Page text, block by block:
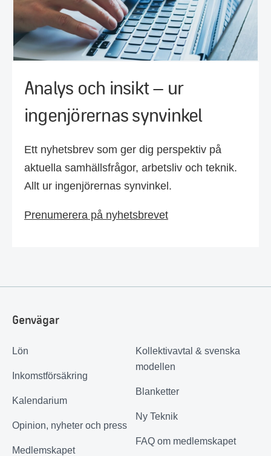
Analys och insikt – ur
ingenjörernas synvinkel
Ett nyhetsbrev som ger dig perspektiv på
aktuella samhällsfrågor, arbetsliv och teknik.
Allt ur ingenjörernas synvinkel.
Prenumerera på nyhetsbrevet
Genvägar
Lön
Inkomstförsäkring
Kalendarium
Opinion, nyheter och press
Medlemskapet
Kollektivavtal & svenska
modellen
Blanketter
Ny Teknik
FAQ om medlemskapet